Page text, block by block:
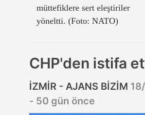
müttefiklere sert eleştiriler
yöneltti. (Foto: NATO)
CHP'den istifa
İZMİR - AJANS BİZİM
- 50 gün önce